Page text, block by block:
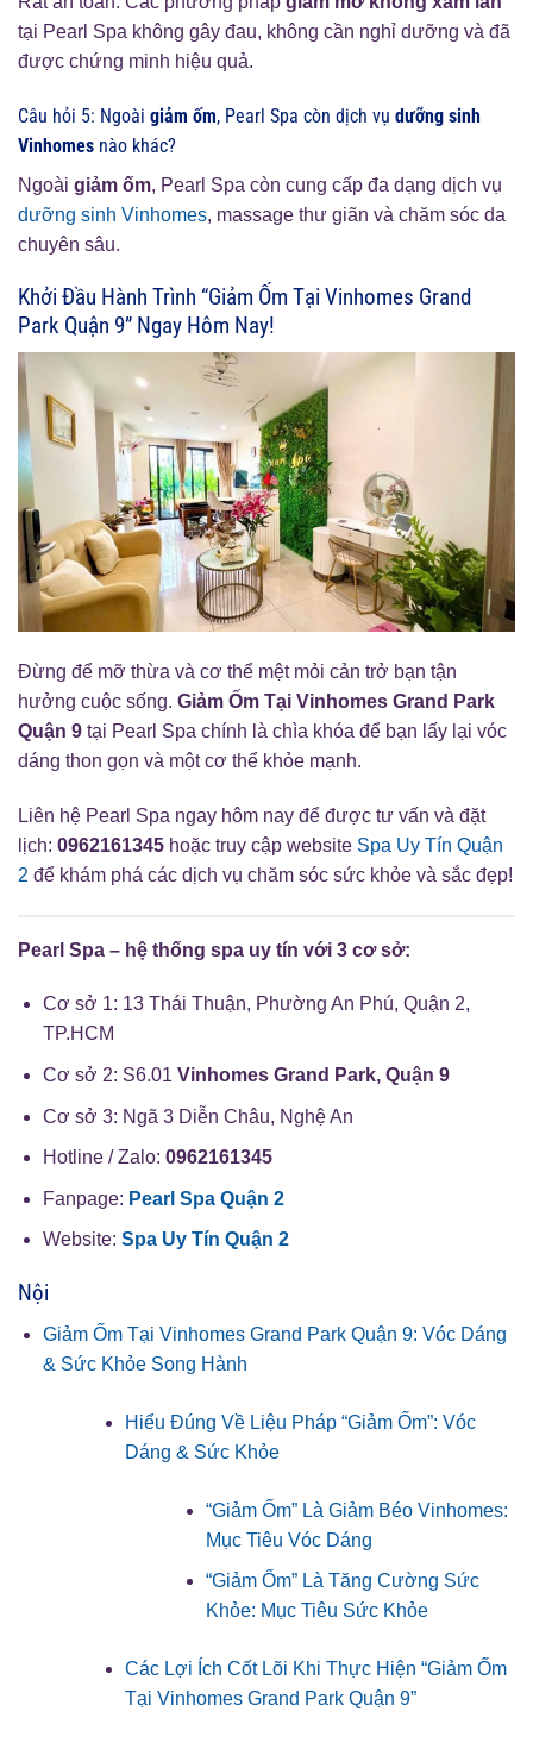
tại Pearl Spa không gây đau, không cần nghỉ dưỡng và đã
được chứng minh hiệu quả.
Câu hỏi 5: Ngoài giảm ốm, Pearl Spa còn dịch vụ dưỡng sinh
Vinhomes nào khác?
Ngoài giảm ốm, Pearl Spa còn cung cấp đa dạng dịch vụ
dưỡng sinh Vinhomes, massage thư giãn và chăm sóc da
chuyên sâu.
Khởi Đầu Hành Trình “Giảm Ốm Tại Vinhomes Grand
Park Quận 9” Ngay Hôm Nay!
Đừng để mỡ thừa và cơ thể mệt mỏi cản trở bạn tận
hưởng cuộc sống. Giảm Ốm Tại Vinhomes Grand Park
Quận 9 tại Pearl Spa chính là chìa khóa để bạn lấy lại vóc
dáng thon gọn và một cơ thể khỏe mạnh.
Liên hệ Pearl Spa ngay hôm nay để được tư vấn và đặt
lịch: 0962161345 hoặc truy cập website Spa Uy Tín Quận
2 để khám phá các dịch vụ chăm sóc sức khỏe và sắc đẹp!
Pearl Spa – hệ thống spa uy tín với 3 cơ sở:
Cơ sở 1: 13 Thái Thuận, Phường An Phú, Quận 2,
TP.HCM
Cơ sở 2: S6.01 Vinhomes Grand Park, Quận 9
Cơ sở 3: Ngã 3 Diễn Châu, Nghệ An
Hotline / Zalo: 0962161345
Fanpage: Pearl Spa Quận 2
Website: Spa Uy Tín Quận 2
Nội
Giảm Ốm Tại Vinhomes Grand Park Quận 9: Vóc Dáng
& Sức Khỏe Song Hành
Hiểu Đúng Về Liệu Pháp “Giảm Ốm”: Vóc
Dáng & Sức Khỏe
“Giảm Ốm” Là Giảm Béo Vinhomes:
Mục Tiêu Vóc Dáng
“Giảm Ốm” Là Tăng Cường Sức
Khỏe: Mục Tiêu Sức Khỏe
Các Lợi Ích Cốt Lõi Khi Thực Hiện “Giảm Ốm
Tại Vinhomes Grand Park Quận 9”